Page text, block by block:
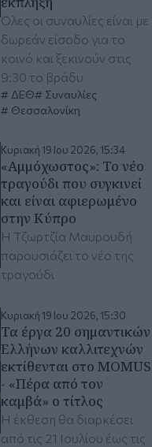
Όλες οι συναυλίες είναι με
δωρεάν είσοδο για το
κοινό και ξεκινούν στις
9:30 το βράδυ
ΔΕΘ
Συναυλίες
Θεσσαλονίκη
Κυριακή 19 Ιου 2026, 15:34
«Αμμόχωστος»: Το νέο
τραγούδι που συγκινεί
και είναι αφιερωμένο
στην Κύπρο
Η Τζωρτζία Μαυρουδή
παρουσιάζει το νέο της
τραγούδι
Κυριακή 19 Ιου 2026, 15:30
Τα έργα 20 σημαντικών
Ελλήνων καλλιτεχνών
εκτίθενται στο MOMUS
- «Πέρα από τον
καμβά» ο τίτλος
Η έκθεση θα διαρκέσει
από τις 21 Ιουλίου έως τις